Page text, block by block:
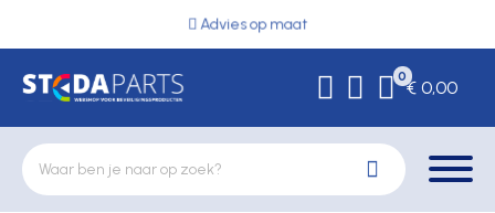
Advies op maat
0
€ 0,00